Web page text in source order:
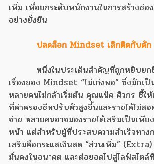
เพิ่ม เพื่อยกระดับพนักงานในการสร้างช่อง
อย่างยั่งยืน
ปลดล็อก Mindset เลิกติดกับดัก
หนึ่งในประเด็นสำคัญที่ถูกหยิบย
เรื่องของ Mindset “ไม่เก่งพอ” ซึ่งมักเ
หลายคนไม่กล้าเริ่มต้น คุณแน็ค ศิวกร ชี้ให้
ที่ค่าครองชีพปรับตัวสูงขึ้นและรายได้ไม่ส
จ่าย หลายคนอาจมองรายได้เสริมเป็นเพีย
หน้า แต่สำหรับผู้ที่ประสบความสำเร็จทาง
เสริมคือกระแสเงินสด “ส่วนเพิ่ม”
มั่นคงในอนาคต และต่อยอดไปสู่ไลฟ์สไตล์